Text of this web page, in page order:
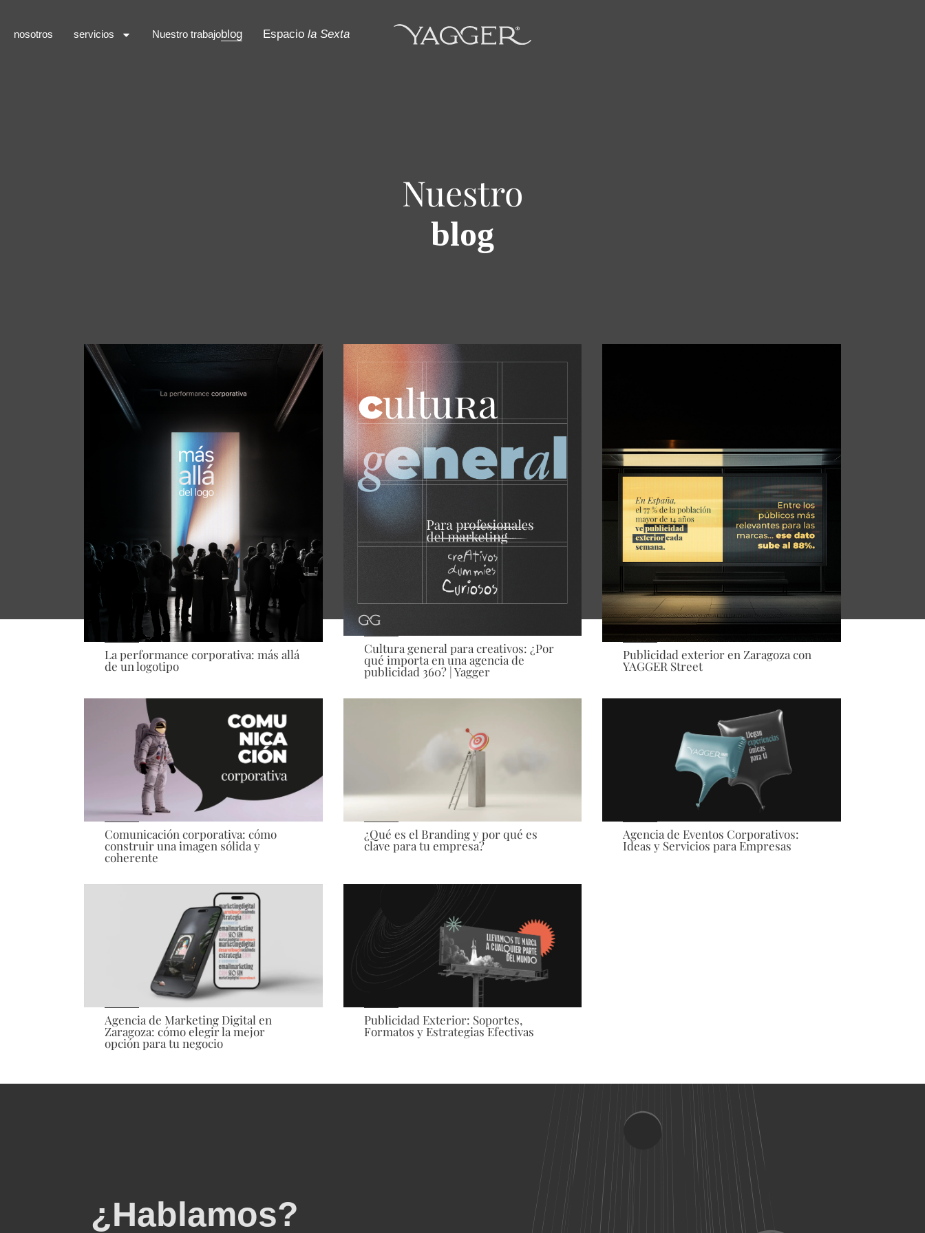
nosotros servicios Nuestro trabajoblog Espacio la Sexta
Nuestro
blog
La performance corporativa: más allá
de un logotipo
Cultura general para creativos: ¿Por
qué importa en una agencia de
publicidad 360? | Yagger
Publicidad exterior en Zaragoza con
YAGGER Street
Comunicación corporativa: cómo
construir una imagen sólida y
coherente
¿Qué es el Branding y por qué es
clave para tu empresa?
Agencia de Eventos Corporativos:
Ideas y Servicios para Empresas
Agencia de Marketing Digital en
Zaragoza: cómo elegir la mejor
opción para tu negocio
Publicidad Exterior: Soportes,
Formatos y Estrategias Efectivas
¿Hablamos?